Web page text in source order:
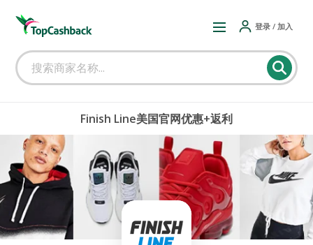
登录 / 加入
Finish Line美国官网优惠+返利